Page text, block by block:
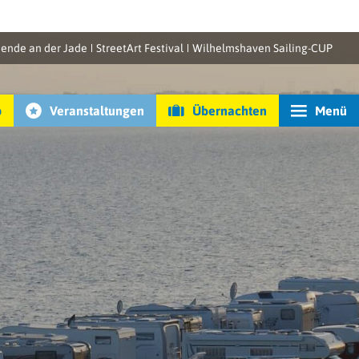
an der Jade StreetArt Festival Wilhelmshaven Sailing-CUP
Veranstaltungen Übernachten Menü